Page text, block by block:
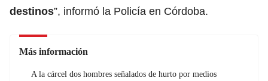
destinos”, informó la Policía en Córdoba.
Más información
A la cárcel dos hombres señalados de hurto por medios